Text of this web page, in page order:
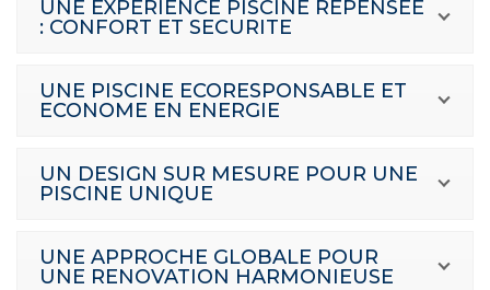
UNE EXPERIENCE PISCINE REPENSEE
: CONFORT ET SECURITE
UNE PISCINE ECORESPONSABLE ET
ECONOME EN ENERGIE
UN DESIGN SUR MESURE POUR UNE
PISCINE UNIQUE
UNE APPROCHE GLOBALE POUR
UNE RENOVATION HARMONIEUSE